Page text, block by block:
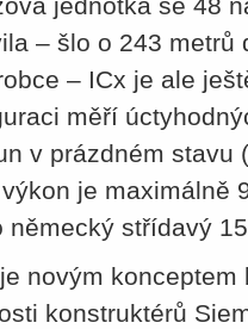
jednotka se 48
– šlo o 243
– ICx je ale
měří
v prázdném stavu
je maximálně
německý střídavý
novým
konstruktérů